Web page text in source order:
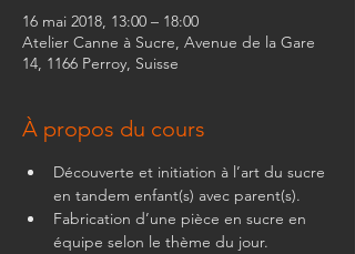
16 mai 2018, 13:00 – 18:00
Atelier Canne à Sucre, Avenue de la Gare
14, 1166 Perroy, Suisse
À propos du cours
Découverte et initiation à l’art du sucre
en tandem enfant(s) avec parent(s).
Fabrication d’une pièce en sucre en
équipe selon le thème du jour.